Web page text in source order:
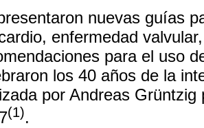
nuevas guías
enfermedad
para el uso
los 40 años de la
por Andreas
(1).